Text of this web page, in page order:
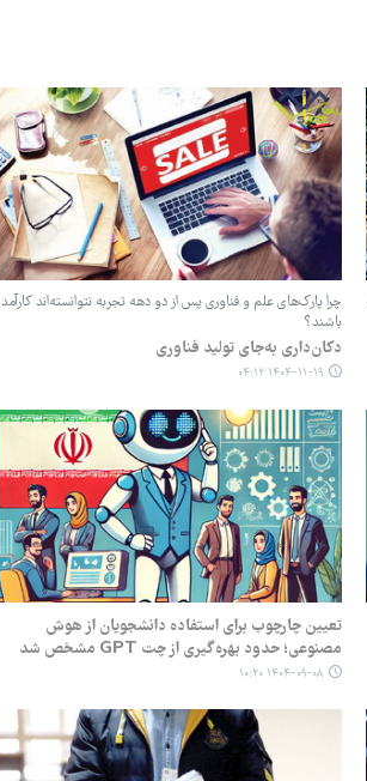
چرا پارک‌های علم و فناوری پس از دو دهه تجربه نتوانسته‌اند کارآمد
باشند؟
دکان‌داری به‌جای تولید فناوری
۱۴۰۴-۱۱-۱۹ ۰۴:۱۲
تعیین چارچوب برای استفاده دانشجویان از هوش
مصنوعی؛ حدود بهره‌گیری از چت GPT مشخص شد
۱۴۰۴-۰۹-۰۸ ۱۰:۲۰